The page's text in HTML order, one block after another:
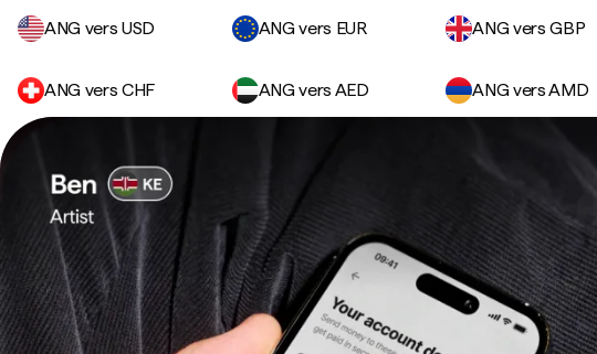
ANG vers USD
ANG vers EUR ANG vers GBP
ANG vers CHF ANG vers AED ANG vers AMD